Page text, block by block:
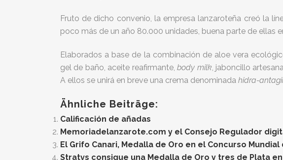
Fruto de dicho convenio, la empresa lanzaroteña creó la
poco más de un año 80.000 unidades, buena parte de ellas
Elaborados a base de la combinación de aloe vera
gel de baño, aceite reafirmante,body milk, jaboncillo
A ellos se unirá en breve una crema denominada hidra-
Ähnliche Beiträge:
Calificación de añadas
Memoriadelanzarote.com y el Consejo Regulador
El Grifo Canari, Medalla de Oro en el Concurso
Stratvs consigue una Medalla de Oro y tres de Plata